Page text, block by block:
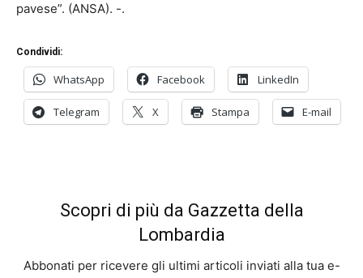
pavese”. (ANSA). -.
Condividi:
WhatsApp Facebook LinkedIn
Telegram X Stampa E-mail
Scopri di più da Gazzetta della
Lombardia
Abbonati per ricevere gli ultimi articoli inviati alla tua e-